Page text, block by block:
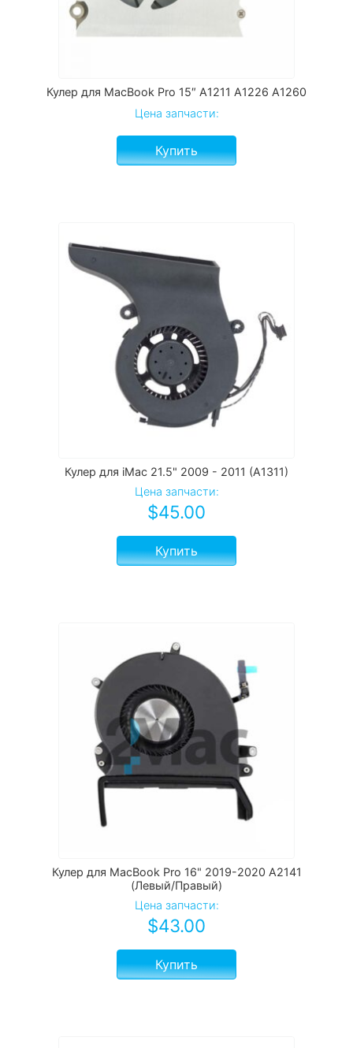
Кулер для MacBook Pro 15″ A1211 A1226 A1260
Цена запчасти:
Купить
Кулер для iMac 21.5" 2009 - 2011 (A1311)
Цена запчасти:
$45.00
Купить
Кулер для MacBook Pro 16" 2019-2020 A2141
(Левый/Правый)
Цена запчасти:
$43.00
Купить